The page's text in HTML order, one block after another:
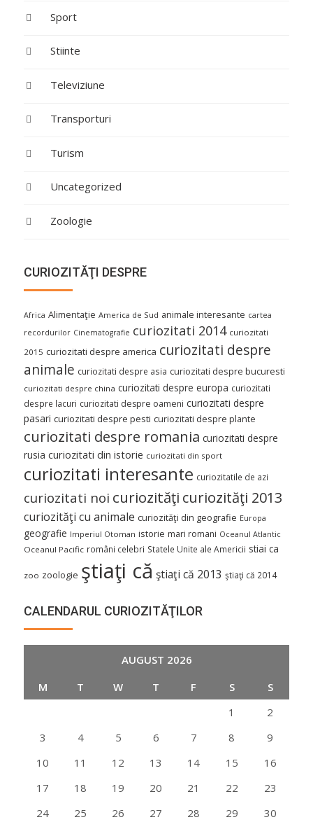
Sport
Stiinte
Televiziune
Transporturi
Turism
Uncategorized
Zoologie
CURIOZITĂŢI DESPRE
Africa Alimentaţie America de Sud animale interesante cartea
recordurilor Cinematografie curiozitati 2014 curiozitati
2015 curiozitati despre america curiozitati despre
animale curiozitati despre asia curiozitati despre bucuresti
curiozitati despre china curiozitati despre europa curiozitati
despre lacuri curiozitati despre oameni curiozitati despre
pasari curiozitati despre pesti curiozitati despre plante
curiozitati despre romania curiozitati despre
rusia curiozitati din istorie curiozitati din sport
curiozitati interesante curiozitatile de azi
curiozitati noi curiozităţi curiozităţi 2013
curiozităţi cu animale curiozităţi din geografie Europa
geografie Imperiul Otoman istorie mari romani Oceanul Atlantic
Oceanul Pacific români celebri Statele Unite ale Americii stiai ca
zoo zoologie ştiaţi că ştiaţi că 2013 ştiaţi că 2014
CALENDARUL CURIOZITĂŢILOR
AUGUST 2026
M
T W T F S
S
1
2
3
4 5 6 7 8
9
10
11 12 13 14 15
16
17
18 19 20 21 22
23
24
25 26 27 28 29 30